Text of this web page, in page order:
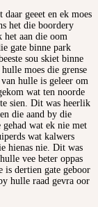
daar geeet en ek moes
het die boordery
het aan die oom
gate binne park
sou skiet binne
moes die grense
hulle is geleer om
wat ten noorde
sien. Dit was heerlik
die aand by die
wat ek nie met
wat kalwers
hienas nie. Dit was
vee beter oppas
is dertien gate geboor
hulle raad gevra oor